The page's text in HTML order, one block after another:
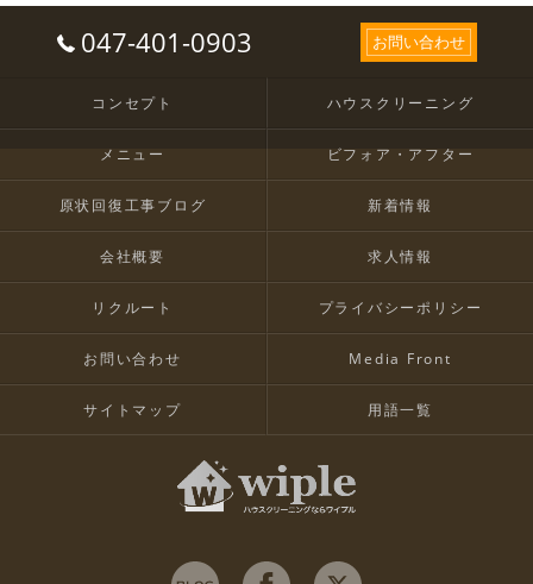
047-401-0903 お問い合わせ
コンセプト ハウスクリーニング
メニュー ビフォア・アフター
原状回復工事ブログ 新着情報
会社概要 求人情報
リクルート プライバシーポリシー
お問い合わせ Media Front
サイトマップ 用語一覧